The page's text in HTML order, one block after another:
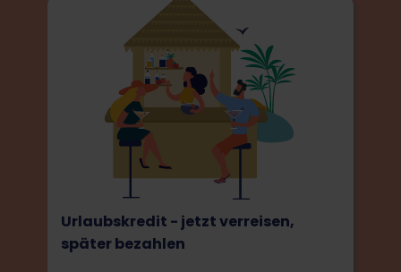
Urlaubskredit - jetzt verreisen,
später bezahlen